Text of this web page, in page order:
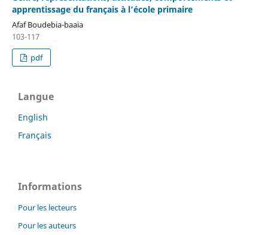
apprentissage du français à l’école primaire
Afaf Boudebia-baaia
103-117
pdf
Langue
English
Français
Informations
Pour les lecteurs
Pour les auteurs